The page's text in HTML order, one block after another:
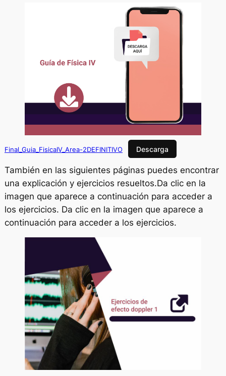
Final_Guia_FisicaIV_Area-2DEFINITIVO Descarga
También en las siguientes páginas puedes encontrar
una explicación y ejercicios resueltos.Da clic en la
imagen que aparece a continuación para acceder a
los ejercicios. Da clic en la imagen que aparece a
continuación para acceder a los ejercicios.